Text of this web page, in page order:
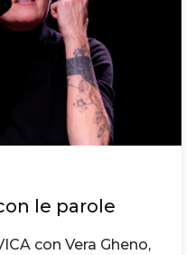
le parole
con Vera Gheno,